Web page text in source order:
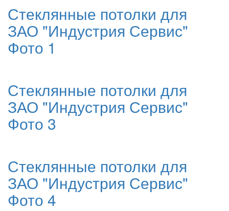
Стеклянные потолки для
ЗАО "Индустрия Сервис"
Фото 1
Стеклянные потолки для
ЗАО "Индустрия Сервис"
Фото 3
Стеклянные потолки для
ЗАО "Индустрия Сервис"
Фото 4